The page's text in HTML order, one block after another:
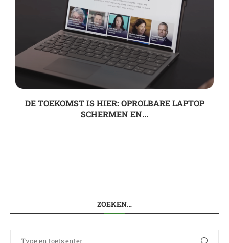
DE TOEKOMST IS HIER: OPROLBARE LAPTOP
SCHERMEN EN...
ZOEKEN…